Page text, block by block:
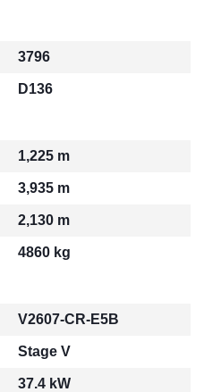
3796
D136
1,225 m
3,935 m
2,130 m
4860 kg
V2607-CR-E5B
Stage V
37.4 kW